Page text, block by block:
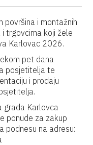
površina i montažnih
trgovcima koji žele
Karlovac 2026.
pet dana
posjetitelja te
i prodaju
grada Karlovca
ponude za zakup
podnesu na adresu: